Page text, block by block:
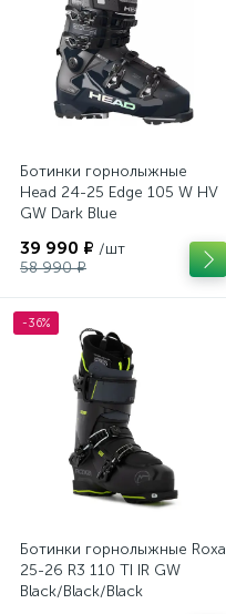
Ботинки горнолыжные
Head 24-25 Edge 105 W HV
GW Dark Blue
39 990 ₽ /шт
58 990 ₽
-36%
Ботинки горнолыжные Roxa
25-26 R3 110 TI IR GW
Black/Black/Black